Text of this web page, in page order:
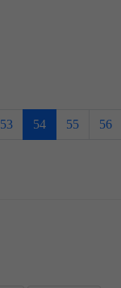
53 54 55 56